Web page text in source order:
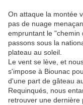
On attaque la montée
pas de nuage
empruntant le "chemin
passons sous la
plateau au soleil.
Le vent se lève, et
s'impose à Biounac
d'une part de gâteau
Requinqués, nous
retrouver une dernière